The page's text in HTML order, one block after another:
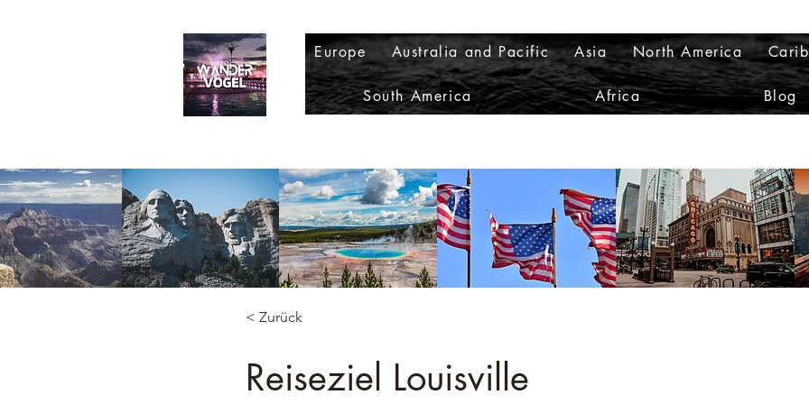
Europe Australia and Pacific Asia North America
South America Africa Blog
< Zurück
Reiseziel Louisville